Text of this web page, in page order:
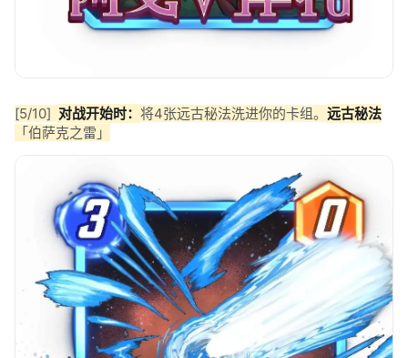
[5/10] 对战开始时： 将4张远古秘法洗进你的卡组。 远古秘法
「伯萨克之雷」